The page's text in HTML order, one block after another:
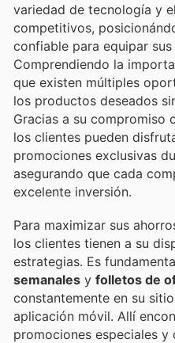
variedad de tecnología y
competitivos,
confiable para equipar
Comprendiendo la
que existen múltiples
los productos deseados
Gracias a su compromiso
los clientes pueden
promociones exclusivas
asegurando que cada
excelente inversión.
Para maximizar sus
los clientes tienen a su
estrategias. Es
semanales y folletos de
constantemente en su
aplicación móvil. Allí
promociones especiales y